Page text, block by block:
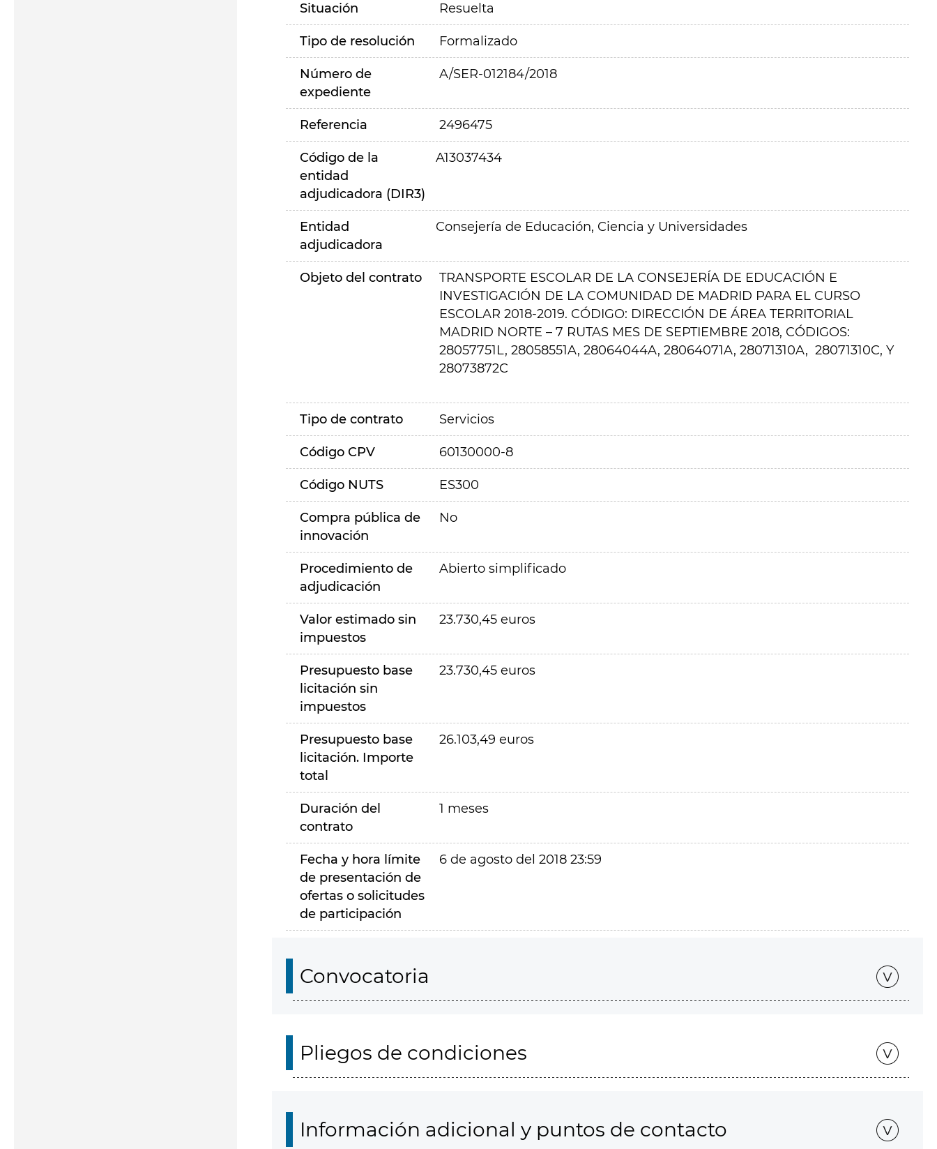
Situación Resuelta
Tipo de resolución Formalizado
Número de
expediente
A/SER-012184/2018
Referencia 2496475
Código de la
entidad
adjudicadora (DIR3)
A13037434
Entidad
adjudicadora
Consejería de Educación, Ciencia y Universidades
Objeto del contrato
TRANSPORTE ESCOLAR DE LA CONSEJERÍA DE EDUCACIÓN E
INVESTIGACIÓN DE LA COMUNIDAD DE MADRID PARA EL CURSO
ESCOLAR 2018-2019. CÓDIGO: DIRECCIÓN DE ÁREA TERRITORIAL
MADRID NORTE – 7 RUTAS MES DE SEPTIEMBRE 2018, CÓDIGOS:
28057751L, 28058551A, 28064044A, 28064071A, 28071310A, 28071310C, Y
28073872C
Tipo de contrato Servicios
Código CPV 60130000-8
Código NUTS ES300
Compra pública de
innovación
No
Procedimiento de
adjudicación
Abierto simplificado
Valor estimado sin
impuestos
23.730,45 euros
Presupuesto base
licitación sin
impuestos
23.730,45 euros
Presupuesto base
licitación. Importe
total
26.103,49 euros
Duración del
contrato
1 meses
Fecha y hora límite
de presentación de
ofertas o solicitudes
de participación
6 de agosto del 2018 23:59
Convocatoria
Pliegos de condiciones
Información adicional y puntos de contacto